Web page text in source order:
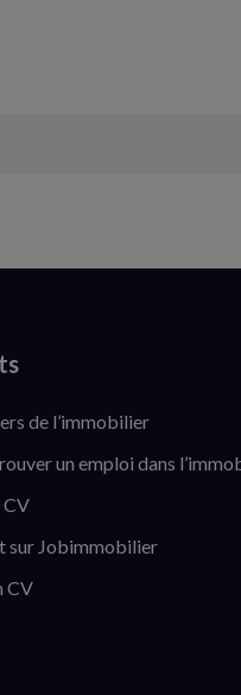
de l’immobilier
un emploi dans
CV
sur Jobimmobilier
CV